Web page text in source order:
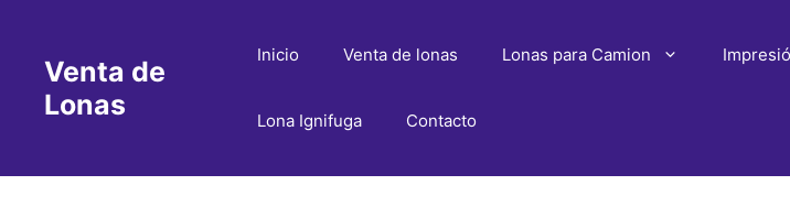
contenidoVenta de
Lonas
Inicio Venta de lonas Lonas para Camion
Lona Ignifuga Contacto